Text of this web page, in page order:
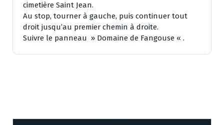
cimetière Saint Jean.
Au stop, tourner à gauche, puis continuer tout
droit jusqu’au premier chemin à droite.
Suivre le panneau » Domaine de Fangouse « .